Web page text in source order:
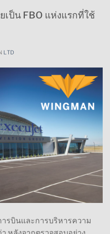
เป็น FBO แห่งแรกที่ใช้
LTD
รบินและการบริหารความ